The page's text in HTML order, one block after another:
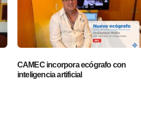
CAMEC incorpora ecógrafo con
inteligencia artificial